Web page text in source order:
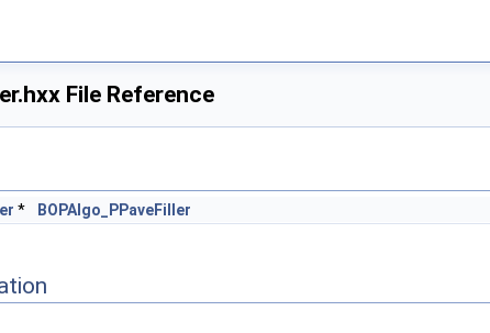
File Reference
* BOPAlgo_PPaveFiller